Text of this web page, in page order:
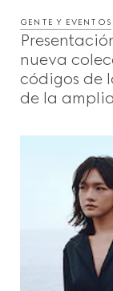
GENTE Y EVENTOS
nueva
códigos de
de la